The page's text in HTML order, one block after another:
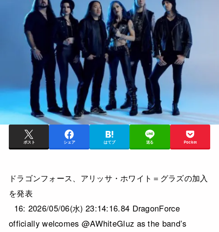
ポスト シェア はてブ 送る Pocket
ドラゴンフォース、アリッサ・ホワイト＝グラズの加入
を発表
16: 2026/05/06(水) 23:14:16.84 DragonForce
officially welcomes @AWhiteGluz as the band’s